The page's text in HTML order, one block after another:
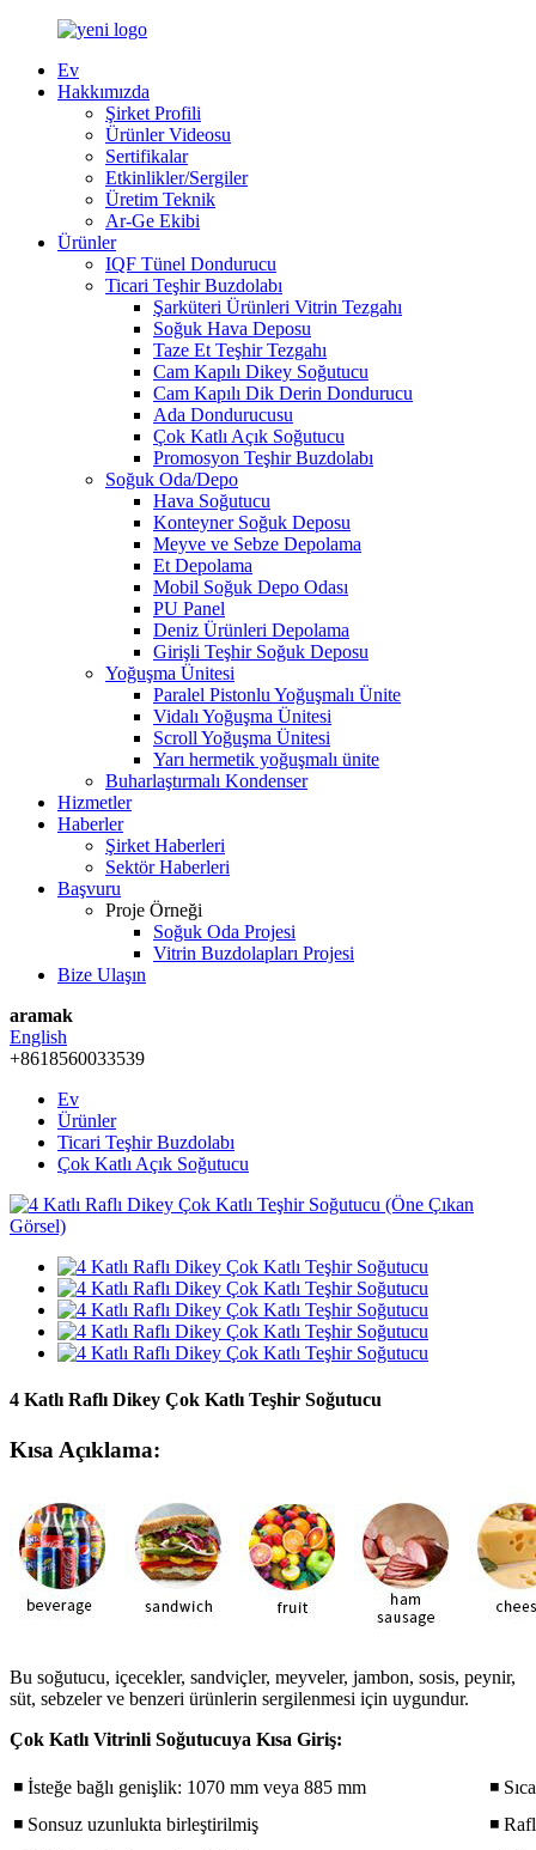
Ev
Hakkımızda
Şirket Profili
Ürünler Videosu
Sertifikalar
Etkinlikler/Sergiler
Üretim Teknik
Ar-Ge Ekibi
Ürünler
IQF Tünel Dondurucu
Ticari Teşhir Buzdolabı
Şarküteri Ürünleri Vitrin Tezgahı
Soğuk Hava Deposu
Taze Et Teşhir Tezgahı
Cam Kapılı Dikey Soğutucu
Cam Kapılı Dik Derin Dondurucu
Ada Dondurucusu
Çok Katlı Açık Soğutucu
Promosyon Teşhir Buzdolabı
Soğuk Oda/Depo
Hava Soğutucu
Konteyner Soğuk Deposu
Meyve ve Sebze Depolama
Et Depolama
Mobil Soğuk Depo Odası
PU Panel
Deniz Ürünleri Depolama
Girişli Teşhir Soğuk Deposu
Yoğuşma Ünitesi
Paralel Pistonlu Yoğuşmalı Ünite
Vidalı Yoğuşma Ünitesi
Scroll Yoğuşma Ünitesi
Yarı hermetik yoğuşmalı ünite
Buharlaştırmalı Kondenser
Hizmetler
Haberler
Şirket Haberleri
Sektör Haberleri
Başvuru
Proje Örneği
Soğuk Oda Projesi
Vitrin Buzdolapları Projesi
Bize Ulaşın
aramak
English
+8618560033539
Ev
Ürünler
Ticari Teşhir Buzdolabı
Çok Katlı Açık Soğutucu
4 Katlı Raflı Dikey Çok Katlı Teşhir Soğutucu
Kısa Açıklama:
Bu soğutucu, içecekler, sandviçler, meyveler, jambon, sosis, peynir,
süt, sebzeler ve benzeri ürünlerin sergilenmesi için uygundur.
Çok Katlı Vitrinli Soğutucuya Kısa Giriş:
◾ İsteğe bağlı genişlik: 1070 mm veya 885 mm
◾
◾ Sonsuz uzunlukta birleştirilmiş
◾